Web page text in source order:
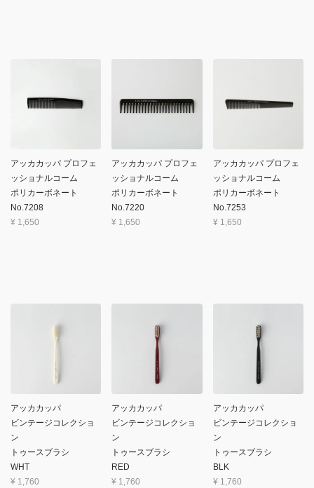
アッカカッパ プロフェ
ッショナルコーム
ポリカーボネート
No.7208
¥ 1,650
アッカカッパ プロフェ
ッショナルコーム
ポリカーボネート
No.7220
¥ 1,650
アッカカッパ プロフェ
ッショナルコーム
ポリカーボネート
No.7253
¥ 1,650
アッカカッパ
ビンテージコレクショ
ン
トゥースブラシ
WHT
¥ 1,760
アッカカッパ
ビンテージコレクショ
ン
トゥースブラシ
RED
¥ 1,760
アッカカッパ
ビンテージコレクショ
ン
トゥースブラシ
BLK
¥ 1,760